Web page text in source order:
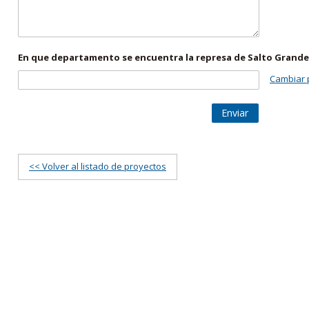
En que departamento se encuentra la represa de Salto
Cambiar
Enviar
<< Volver al listado de proyectos